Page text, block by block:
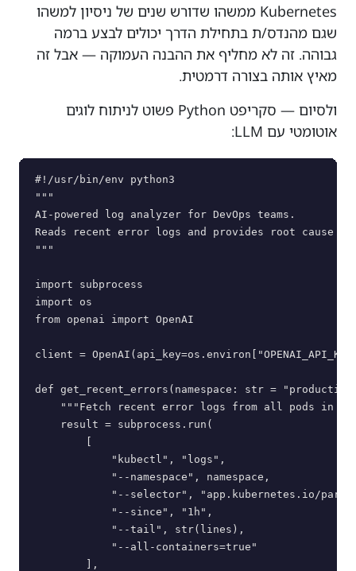
Kubernetes ממשהו שדורש שנים של ניסיון למשהו
שגם מהנדס/ת בתחילת הדרך יכולים לבצע ברמה
גבוהה. זה לא מחליף את ההבנה העמוקה — אבל זה
מאיץ אותה בצורה דרמטית.
ולסיום — סקריפט Python פשוט לניתוח לוגים
אוטומטי עם LLM:
#!/usr/bin/env python3
"""
AI-powered log analyzer for DevOps teams.
Reads recent error logs and provides root cause
"""
import subprocess
import os
from openai import OpenAI
client =
def get_recent_errors(namespace: str =
"""Fetch recent error logs from all pods in a
    result = subprocess.run(
        [
            "kubectl", "logs",
            "--namespace", namespace,
"--selector", "app.kubernetes.io/
            "--since", "1h",
            "--tail", str(lines),
            "--all-containers=true"
        ],